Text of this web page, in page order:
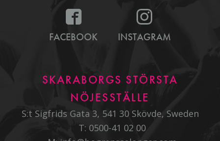
FACEBOOK INSTAGRAM
SKARABORGS STÖRSTA
NÖJESSTÄLLE
S:t Sigfrids Gata 3, 541 30 Skövde, Sweden
T: 0500-41 02 00